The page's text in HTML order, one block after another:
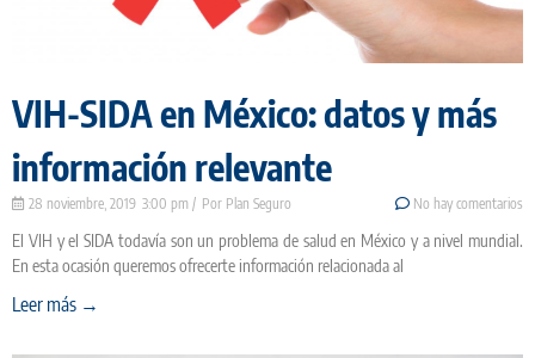
VIH-SIDA en México: datos y más
información relevante
Plan Seguro
28 noviembre, 2019 3:00 pm No hay comentarios
El VIH y el SIDA todavía son un problema de salud en México y a nivel mundial.
En esta ocasión queremos ofrecerte información relacionada al
Leer más →